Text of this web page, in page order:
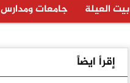
بيت العيلة جامعات ومدارس
إقرأ ايضاً